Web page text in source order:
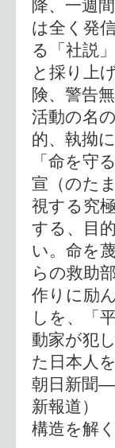
は全く発
る「社説
と採り上
険、警告
活動の名
的、執拗
「命を守
宣（のた
視する究
する、目
い。命を
らの救助
作りに励
しを、「
動家が犯
た日本人
朝日新聞
新報道）
構造を解く